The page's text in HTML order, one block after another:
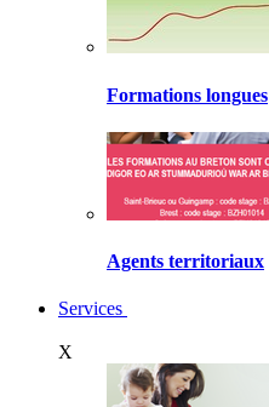
Formations longues
Agents territoriaux
Services
X